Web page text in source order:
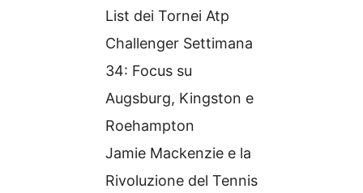
List dei Tornei Atp
Challenger Settimana
34: Focus su
Augsburg, Kingston e
Roehampton
Jamie Mackenzie e la
Rivoluzione del Tennis